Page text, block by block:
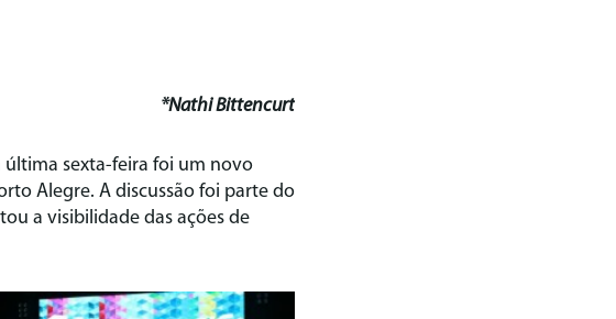
*Nathi Bittencurt
sexta-feira foi um novo
Alegre. A discussão foi parte do
a visibilidade das ações de